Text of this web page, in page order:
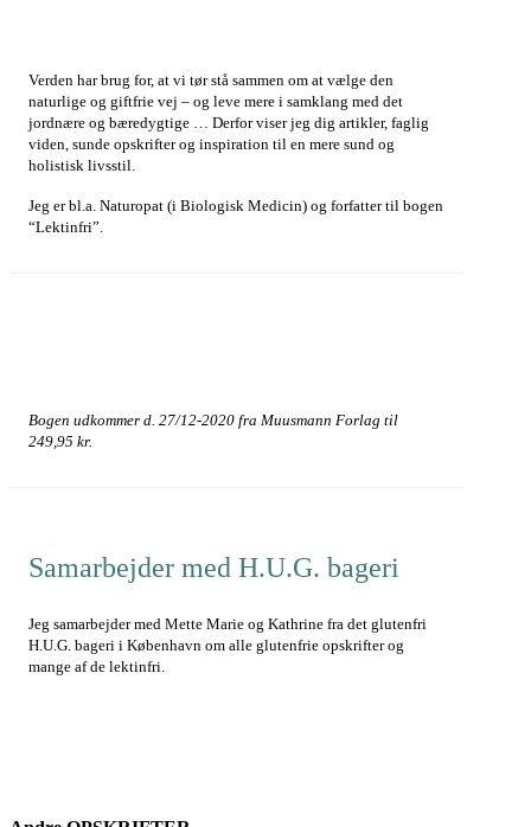
Verden har brug for, at vi tør stå sammen om at vælge den
naturlige og giftfrie vej – og leve mere i samklang med det
jordnære og bæredygtige … Derfor viser jeg dig artikler, faglig
viden, sunde opskrifter og inspiration til en mere sund og
holistisk livsstil.
Jeg er bl.a. Naturopat (i Biologisk Medicin) og forfatter til bogen
“Lektinfri”.
Bogen udkommer d. 27/12-2020 fra Muusmann Forlag til
249,95 kr.
Samarbejder med H.U.G. bageri
Jeg samarbejder med Mette Marie og Kathrine fra det glutenfri
H.U.G. bageri i København om alle glutenfrie opskrifter og
mange af de lektinfri.